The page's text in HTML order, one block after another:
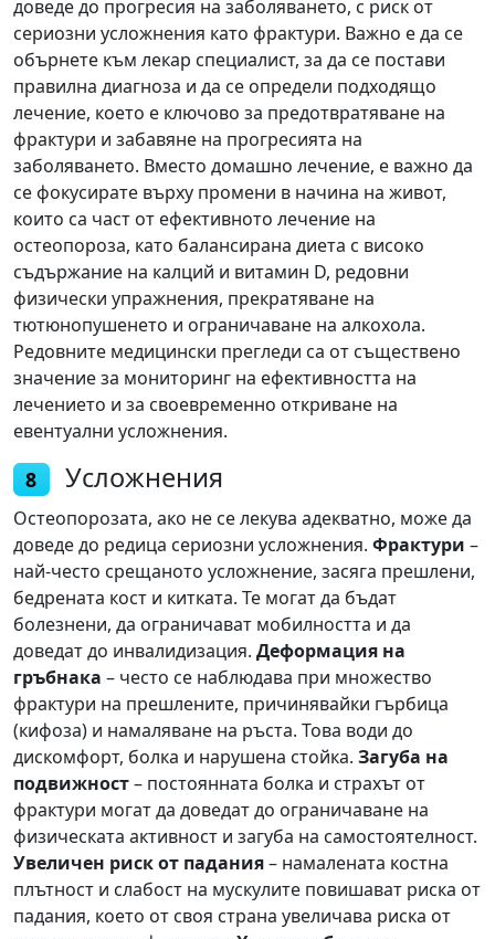
доведе до прогресия на заболяването, с риск от
сериозни усложнения като фрактури. Важно е да се
обърнете към лекар специалист, за да се постави
правилна диагноза и да се определи подходящо
лечение, което е ключово за предотвратяване на
фрактури и забавяне на прогресията на
заболяването. Вместо домашно лечение, е важно да
се фокусирате върху промени в начина на живот,
които са част от ефективното лечение на
остеопороза, като балансирана диета с високо
съдържание на калций и витамин D, редовни
физически упражнения, прекратяване на
тютюнопушенето и ограничаване на алкохола.
Редовните медицински прегледи са от съществено
значение за мониторинг на ефективността на
лечението и за своевременно откриване на
евентуални усложнения.
8 Усложнения
Остеопорозата, ако не се лекува адекватно, може да
доведе до редица сериозни усложнения. Фрактури –
най-често срещаното усложнение, засяга прешлени,
бедрената кост и китката. Те могат да бъдат
болезнени, да ограничават мобилността и да
доведат до инвалидизация. Деформация на
гръбнака – често се наблюдава при множество
фрактури на прешлените, причинявайки гърбица
(кифоза) и намаляване на ръста. Това води до
дискомфорт, болка и нарушена стойка. Загуба на
подвижност– постоянната болка и страхът от
фрактури могат да доведат до ограничаване на
физическата активност и загуба на самостоятелност.
Увеличен риск от падания– намалената костна
плътност и слабост на мускулите повишават риска от
падания, което от своя страна увеличава риска от